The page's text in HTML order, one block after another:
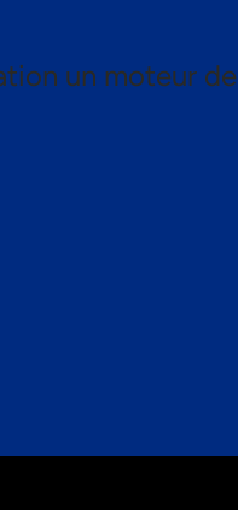
un moteur